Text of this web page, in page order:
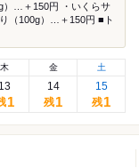
）…＋150円 ・いくらサ
（100g）…＋150円 ■ト
木
13
1
金
14
残1
土
15
残1